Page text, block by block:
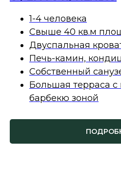
1-4 человека
Свыше 40 кв.м
Двуспальная
Печь-камин,
Собственный
Большая терраса с
барбекю зоной